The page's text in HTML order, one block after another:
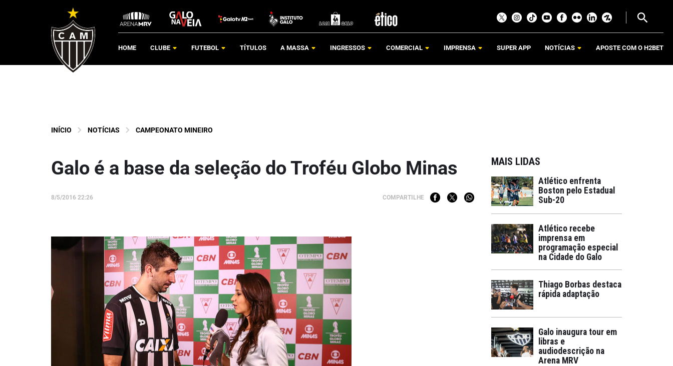
HOME CLUBE FUTEBOL TÍTULOS A MASSA INGRESSOS COMERCIAL IMPRENSA SUPER APP NOTÍCIAS APOSTE COM O H2BET
INÍCIO NOTÍCIAS CAMPEONATO MINEIRO
Galo é a base da seleção do Troféu Globo Minas
8/5/2016 22:26 COMPARTILHE
MAIS LIDAS
Atlético enfrenta
Boston pelo Estadual
Sub-20
Atlético recebe
imprensa em
programação especial
na Cidade do Galo
Thiago Borbas destaca
rápida adaptação
Galo inaugura tour em
libras e
audiodescrição na
Arena MRV